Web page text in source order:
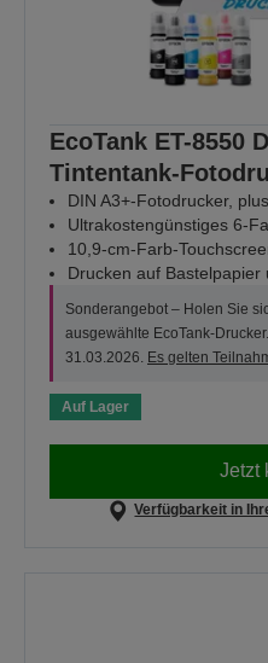
EcoTank ET-8550
Tintentank-
DIN A3+-Fotodrucker,
Ultrakostengünstiges 6-
10,9-cm-Farb-
Drucken auf Bastelpapier
Sonderangebot – Holen Sie
ausgewählte EcoTank-
31.03.2026. Es gelten
Auf Lager
Jetzt
Verfügbarkeit in